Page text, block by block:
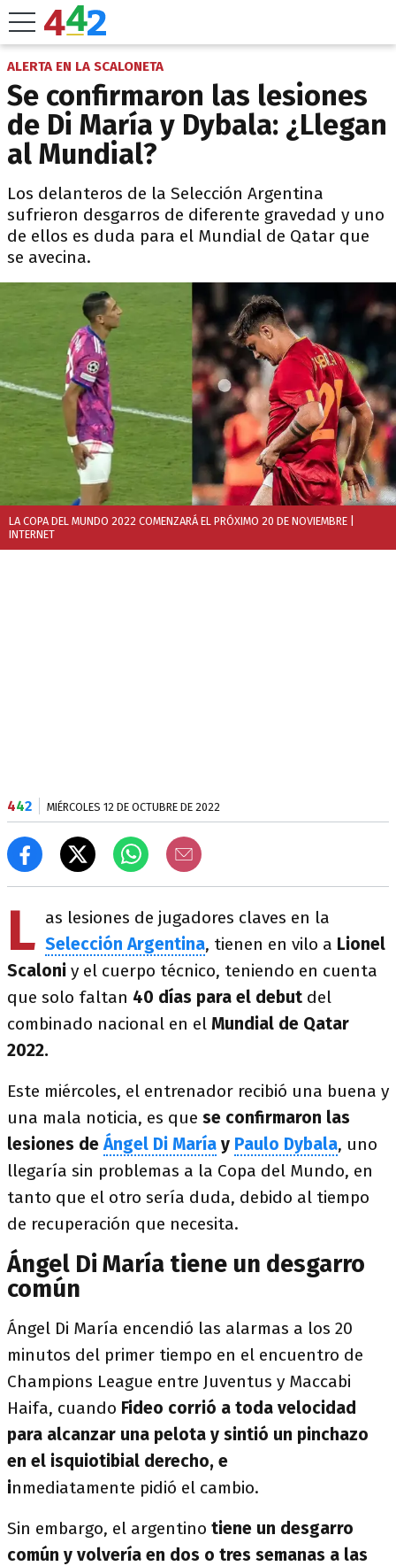
ALERTA EN LA SCALONETA
Se confirmaron las lesiones
de Di María y Dybala: ¿Llegan
al Mundial?
Los delanteros de la Selección Argentina
sufrieron desgarros de diferente gravedad y uno
de ellos es duda para el Mundial de Qatar que
se avecina.
LA COPA DEL MUNDO 2022 COMENZARÁ EL PRÓXIMO 20 DE NOVIEMBRE
INTERNET
442 MIÉRCOLES 12 DE OCTUBRE DE 2022
L as lesiones de jugadores claves en la
Selección Argentina, tienen en vilo a Lionel
Scaloni y el cuerpo técnico, teniendo en cuenta
que solo faltan 40 días para el debut del
combinado nacional en el Mundial de Qatar
2022.
Este miércoles, el entrenador recibió una buena y
una mala noticia, es que se confirmaron las
lesiones deÁngel Di María y Paulo Dybala, uno
llegaría sin problemas a la Copa del Mundo, en
tanto que el otro sería duda, debido al tiempo
de recuperación que necesita.
Ángel Di María tiene un desgarro
común
Ángel Di María encendió las alarmas a los 20
minutos del primer tiempo en el encuentro de
Champions League entre Juventus y Maccabi
Haifa, cuando Fideo corrió a toda velocidad
para alcanzar una pelota y sintió un pinchazo
en el isquiotibial derecho, e
inmediatamente pidió el cambio.
Sin embargo, el argentino tiene un desgarro
común y volvería en dos o tres semanas a las